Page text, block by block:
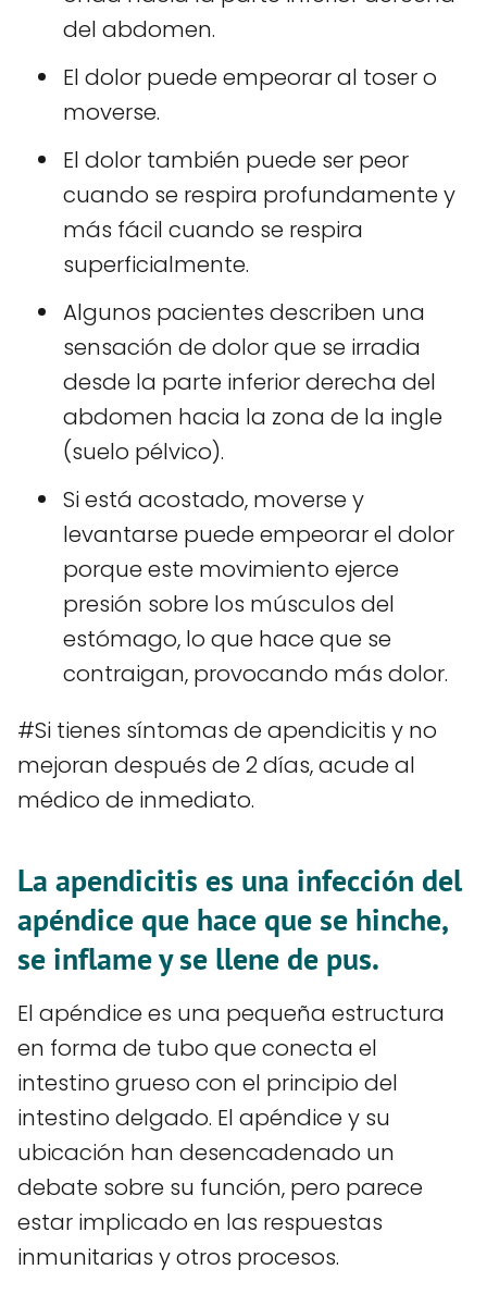
del abdomen.
El dolor puede empeorar al toser o
moverse.
El dolor también puede ser peor
cuando se respira profundamente y
más fácil cuando se respira
superficialmente.
Algunos pacientes describen una
sensación de dolor que se irradia
desde la parte inferior derecha del
abdomen hacia la zona de la ingle
(suelo pélvico).
Si está acostado, moverse y
levantarse puede empeorar el dolor
porque este movimiento ejerce
presión sobre los músculos del
estómago, lo que hace que se
contraigan, provocando más dolor.
#Si tienes síntomas de apendicitis y no
mejoran después de 2 días, acude al
médico de inmediato.
La apendicitis es una infección del
apéndice que hace que se hinche,
se inflame y se llene de pus.
El apéndice es una pequeña estructura
en forma de tubo que conecta el
intestino grueso con el principio del
intestino delgado. El apéndice y su
ubicación han desencadenado un
debate sobre su función, pero parece
estar implicado en las respuestas
inmunitarias y otros procesos.